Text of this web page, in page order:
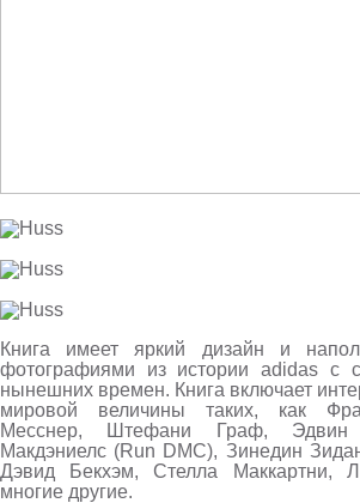
Книга имеет яркий дизайн и
фотографиями из историиadidas с
нынешних времен. Книга включает
мировой величины таких, как
Месснер, Штефани Граф,
Макдэниелс (Run DMC), Зинедин
Дэвид Бекхэм,Стелла Маккартни,
многие другие.